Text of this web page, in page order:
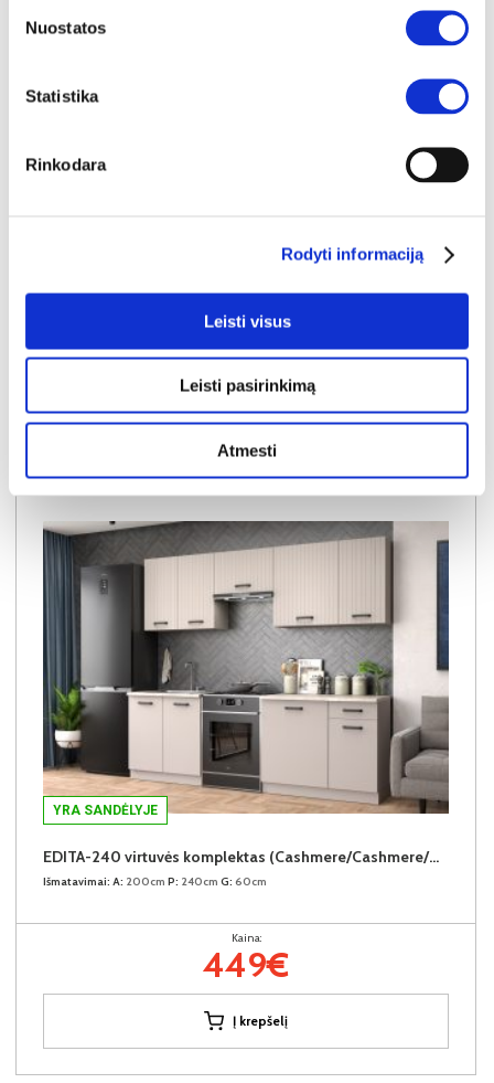
Nuostatos
Statistika
Rinkodara
Rodyti informaciją
Leisti visus
Leisti pasirinkimą
Atmesti
Kaina:
369€
YRA SANDĖLYJE
EDITA-240 virtuvės komplektas (Cashmere/Cashmere/Navona Cream)
Išmatavimai: A: 200cm P: 240cm G: 60cm
Kaina:
449€
Į krepšelį